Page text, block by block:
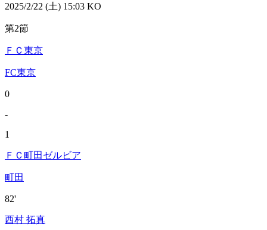
2025/2/22 (土) 15:03 KO
第2節
ＦＣ東京
FC東京
0
-
1
ＦＣ町田ゼルビア
町田
82'
西村 拓真